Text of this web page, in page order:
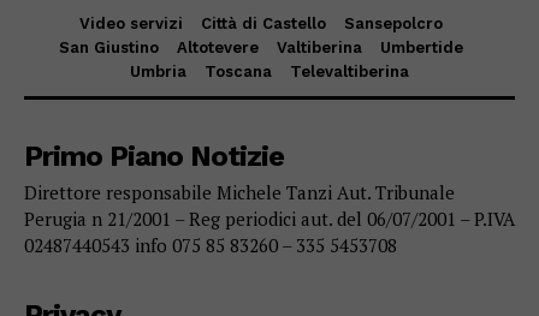
Video servizi Città di Castello
Sansepolcro
San Giustino
Altotevere Valtiberina
Umbertide
Umbria
Toscana Televaltiberina
Primo Piano Notizie
Direttore responsabile Michele Tanzi Aut. Tribunale
Perugia n 21/2001 – Reg periodici aut. del 06/07/2001 – P.IVA
02487440543 info 075 85 83260 – 335 5453708